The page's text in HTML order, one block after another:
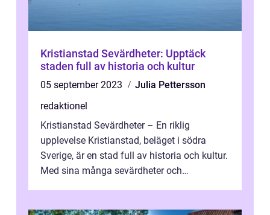
Kristianstad Sevärdheter: Upptäck
staden full av historia och kultur
05 september 2023
Julia Pettersson
redaktionel
Kristianstad Sevärdheter – En riklig
upplevelse Kristianstad, beläget i södra
Sverige, är en stad full av historia och kultur.
Med sina många sevärdheter och